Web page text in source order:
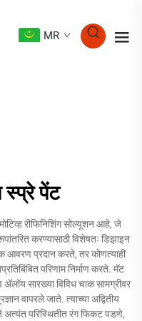
MR
स्प्रे पेंट
रीफिनिशिंग सोल्यूशन आहे, जे
करण्यासाठी विशेषतः डिझाइन
आवरण प्रदान करते, तर कोणत्याही
परिणाम निर्माण करते. मॅट
सारख्या विविध चाक सामग्रीवर
वापरले जाते. त्याच्या अद्वितीय
परिस्थितीत रंग फिकट पडणे,